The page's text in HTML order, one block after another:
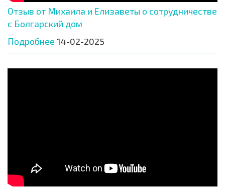
Отзыв от Михаила и Елизаветы о сотрудничестве
с Болгарский дом
Подробнее 14-02-2025